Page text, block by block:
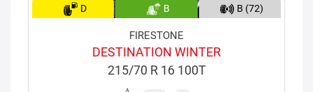
D B B (72)
FIRESTONE
DESTINATION WINTER
215/70 R 16 100T